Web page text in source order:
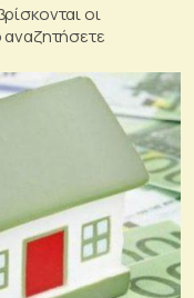
οι
αναζητήσετε